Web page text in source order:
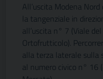
All’uscita Modena
la tangenziale in
all’uscita n° 7 (Viale
Ortofrutticolo).
alla terza laterale sulla
al numero civico n° 16